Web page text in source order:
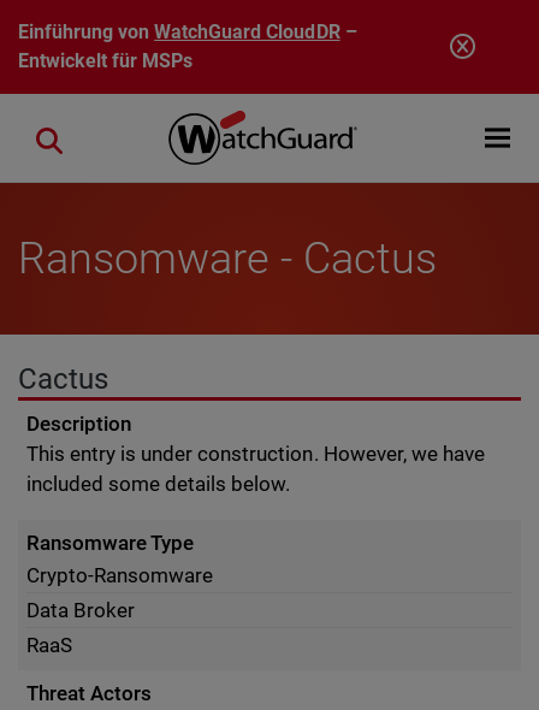
Direkt zum Inhalt
Einführung vonWatchGuard CloudDR–
Entwickelt für MSPs
Open
Close search
Ransomware - Cactus
Cactus
Description
This entry is under construction. However, we have
included some details below.
Ransomware Type
Crypto-Ransomware
Data Broker
RaaS
Threat Actors